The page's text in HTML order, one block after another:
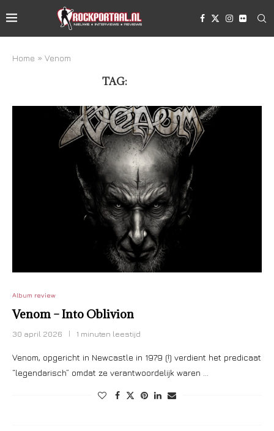
Home » Venom
TAG:
Album review
Venom – Into Oblivion
30 april 2026 1 minuten leestijd
Venom, opgericht in Newcastle in 1979 (!) verdient het predicaat
“legendarisch” omdat ze verantwoordelijk waren …